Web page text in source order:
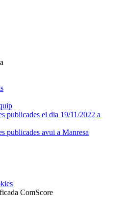
publicades el dia 19/11/2022 a
publicades avui a Manresa
ComScore